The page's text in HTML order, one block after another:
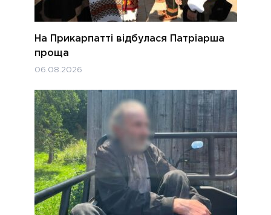
На Прикарпатті відбулася Патріарша
проща
06.08.2026